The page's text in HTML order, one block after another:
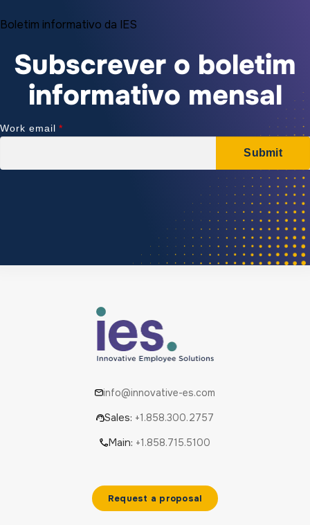
Boletim informativo da IES
Subscrever o boletim
informativo mensal
info@innovative-es.com
Sales: +1.858.300.2757
Main: +1.858.715.5100
Request a proposal